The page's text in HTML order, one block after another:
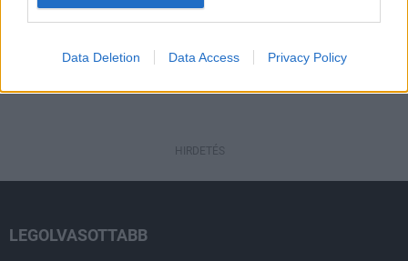
Data Deletion Data Access Privacy Policy
HIRDETÉS
HIRDETÉS
LEGOLVASOTTABB